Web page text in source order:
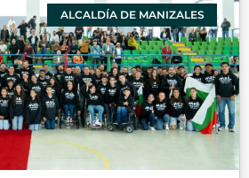
ALCALDÍA DE MANIZALES